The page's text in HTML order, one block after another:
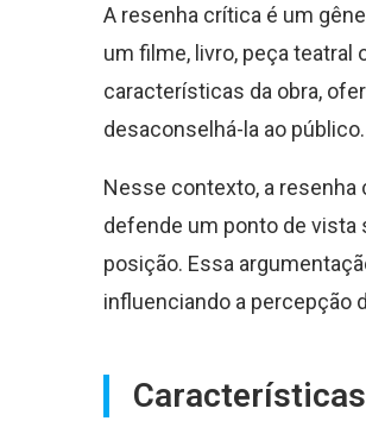
A resenha crítica é um
um filme, livro, peça
características da obra,
desaconselhá-la ao público.
Nesse contexto, a
defende um ponto de vista
posição. Essa
influenciando a percepção